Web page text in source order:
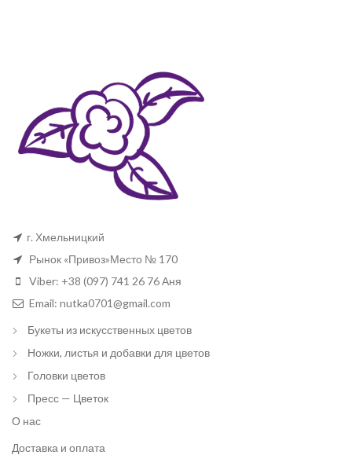
г. Хмельницкий
Рынок «Привоз»Место № 170
Viber: +38 (097) 741 26 76 Аня
Email: nutka0701@gmail.com
Букеты из искусственных цветов
Ножки, листья и добавки для цветов
Головки цветов
Пресс — Цветок
О нас
Доставка и оплата